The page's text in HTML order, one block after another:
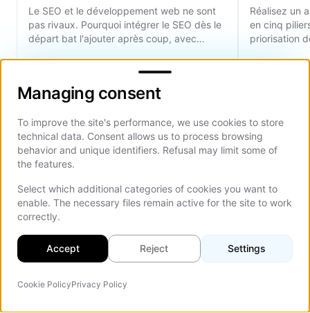
Le SEO et le développement web ne sont
pas rivaux. Pourquoi intégrer le SEO dès le
départ bat l'ajouter après coup, avec
Réalisez un
en cinq
priorisation
Frequently Asked Questions
Find answers to common questions about this
topic
Managing consent
Managing consent
To improve the site's performance, we use cookies to store
technical data. Consent allows us to process browsing
behavior and unique identifiers. Refusal may limit some of
the features.
Select which additional categories of cookies you want to
enable. The necessary files remain active for the site to work
correctly.
Accept Reject Settings
Cookie PolicyPrivacy Policy